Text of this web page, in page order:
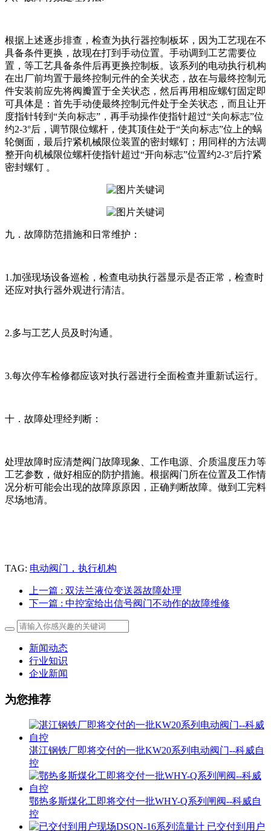
根据上述逐步排查，检查为执行器控制板坏，因为工艺现在不
具备条件更换，故现在打到手动位置。手动调到工艺需要位
置，等工艺具备条件后再更换控制板。该系列的电动执行机构
在出厂前均置于最终控制元件的全关状态，故在与最终控制元
件安装前应先将阀瓣置于全关状态，然后再用相应螺钉固定即
可具体是：首先手动使最终控制元件处于全关状态，而且让开
度指针转到“关向标志”，再手动操作使指针超过“关向标志”位
约2-3°后，调节限位螺杆，使其顶住处于“关向标志”位上的蜗
轮侧面，最后拧紧机械限位装置的密封螺钉；用同样的方法调
整开向机械限位螺杆使指针超过“开向标志”位置约2-3°后拧紧
密封螺钉 。
九．故障防范措施和日常维护：
1.加强现场设备巡检，检查电动执行器显示是否正常，检查时
还应对执行器外观进行清洁。
2.多与工艺人员及时沟通。
3.每次停车检修都应该对执行器进行全面检查并重新试运行。
十．故障处理经判断：
处理故障时应清楚阀门故障现象、工作电源、介质温度压力等
工艺参数，做好相应的防护措施。根据阀门所在位置及工作情
况分析可能会出现的故障原原因，正确判断故障。做到工完料
尽场地清。
TAG: 电动阀门，执行机构
上一篇 : 双法兰液位变送器故障处理
下一篇 : 中控室给出信号阀门不动作的故障维修
新闻动态
行业知识
企业新闻
为您推荐
湛江钢铁厂即将交付的一批KW20系列电动阀门--科威自
控
鄂热多斯煤化工即将交付一批WHY-Q系列闸阀--科威自
控
已交付到用户